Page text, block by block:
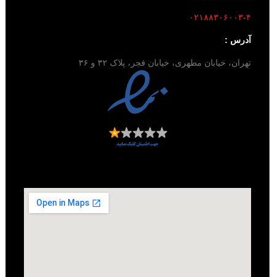
۰۲۱۸۸۳۰۶۰۰۳-۴
آدرس :
تهران، خیابان مطهری، خیابان فجر، پلاک ۳۲ و ۳۶